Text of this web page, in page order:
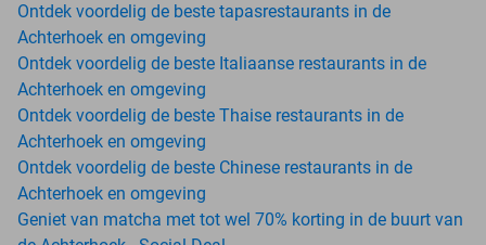
Ontdek voordelig de beste tapasrestaurants in de
Achterhoek en omgeving
Ontdek voordelig de beste Italiaanse restaurants in de
Achterhoek en omgeving
Ontdek voordelig de beste Thaise restaurants in de
Achterhoek en omgeving
Ontdek voordelig de beste Chinese restaurants in de
Achterhoek en omgeving
Geniet van matcha met tot wel 70% korting in de buurt van